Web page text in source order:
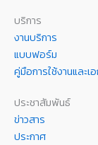
บริการ
งานบริการ
แบบฟอร์ม
คู่มือการใช้งานและเ
ประชาสัมพันธ์
ข่าวสาร
ประกาศ